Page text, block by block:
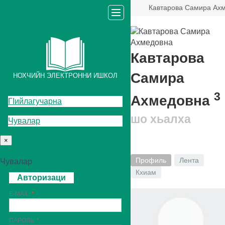
Кавтарова Самира
НОХЧИЙН ЭЛЕКТРОННИ ИШКОЛ
ГIийлагучарна
Чувалар
×
Чувалар
Авторизаци
E-MAIL
ПАРОЛЬ
Кавтарова
Самира
Ахмедовна 3
шо хьалха
Профиль
Лента
Кхиам